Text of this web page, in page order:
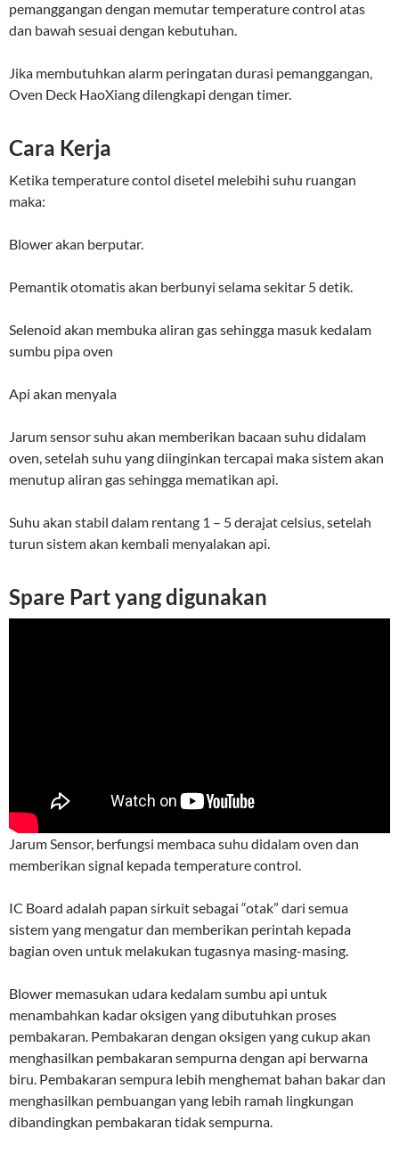
pemanggangan dengan memutar temperature control atas
dan bawah sesuai dengan kebutuhan.
Jika membutuhkan alarm peringatan durasi pemanggangan,
Oven Deck HaoXiang dilengkapi dengan timer.
Cara Kerja
Ketika temperature contol disetel melebihi suhu ruangan
maka:
Blower akan berputar.
Pemantik otomatis akan berbunyi selama sekitar 5 detik.
Selenoid akan membuka aliran gas sehingga masuk kedalam
sumbu pipa oven
Api akan menyala
Jarum sensor suhu akan memberikan bacaan suhu didalam
oven, setelah suhu yang diinginkan tercapai maka sistem akan
menutup aliran gas sehingga mematikan api.
Suhu akan stabil dalam rentang 1 – 5 derajat celsius, setelah
turun sistem akan kembali menyalakan api.
Spare Part yang digunakan
Jarum Sensor, berfungsi membaca suhu didalam oven dan
memberikan signal kepada temperature control.
IC Board adalah papan sirkuit sebagai “otak” dari semua
sistem yang mengatur dan memberikan perintah kepada
bagian oven untuk melakukan tugasnya masing-masing.
Blower memasukan udara kedalam sumbu api untuk
menambahkan kadar oksigen yang dibutuhkan proses
pembakaran. Pembakaran dengan oksigen yang cukup akan
menghasilkan pembakaran sempurna dengan api berwarna
biru. Pembakaran sempura lebih menghemat bahan bakar dan
menghasilkan pembuangan yang lebih ramah lingkungan
dibandingkan pembakaran tidak sempurna.